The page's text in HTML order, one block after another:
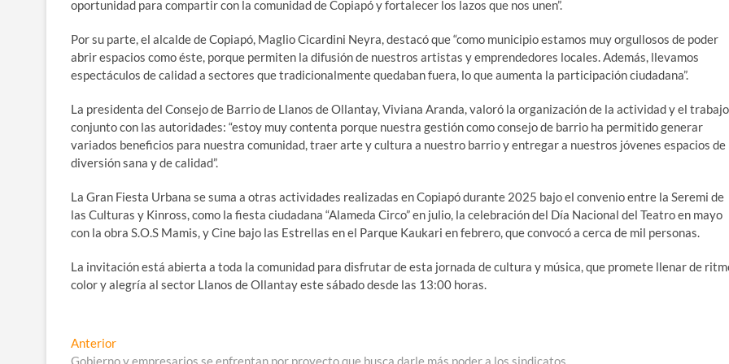
oportunidad para compartir con la comunidad de Copiapó y fortalecer los lazos que nos unen”.
Por su parte, el alcalde de Copiapó, Maglio Cicardini Neyra, destacó que “como municipio estamos muy orgullosos de poder
abrir espacios como éste, porque permiten la difusión de nuestros artistas y emprendedores locales. Además, llevamos
espectáculos de calidad a sectores que tradicionalmente quedaban fuera, lo que aumenta la participación ciudadana”.
La presidenta del Consejo de Barrio de Llanos de Ollantay, Viviana Aranda, valoró la organización de la actividad y el trabajo
conjunto con las autoridades: “estoy muy contenta porque nuestra gestión como consejo de barrio ha permitido generar
variados beneficios para nuestra comunidad, traer arte y cultura a nuestro barrio y entregar a nuestros jóvenes espacios de
diversión sana y de calidad”.
La Gran Fiesta Urbana se suma a otras actividades realizadas en Copiapó durante 2025 bajo el convenio entre la Seremi de
las Culturas y Kinross, como la fiesta ciudadana “Alameda Circo” en julio, la celebración del Día Nacional del Teatro en mayo
con la obra S.O.S Mamis, y Cine bajo las Estrellas en el Parque Kaukari en febrero, que convocó a cerca de mil personas.
La invitación está abierta a toda la comunidad para disfrutar de esta jornada de cultura y música, que promete llenar de
color y alegría al sector Llanos de Ollantay este sábado desde las 13:00 horas.
Navegación
AnteriorEntrada
anterior:
Gobierno y empresarios se enfrentan por proyecto que busca darle más poder a los sindicatos